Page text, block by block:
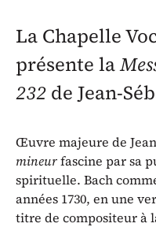
La Chapelle
présente la
232 de Jean-
Œuvre majeure de
mineurfascine par sa
spirituelle. Bach
années 1730, en une
titre de compositeur à